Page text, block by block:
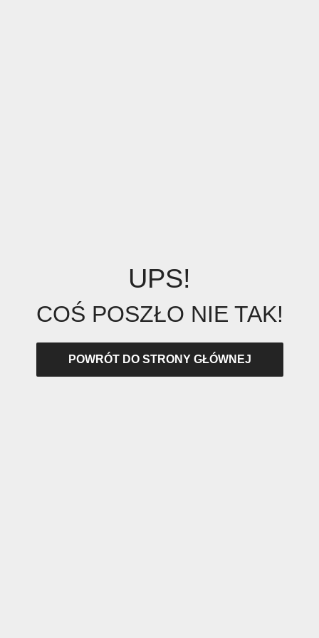
UPS!
COŚ POSZŁO NIE TAK!
POWRÓT DO STRONY GŁÓWNEJ